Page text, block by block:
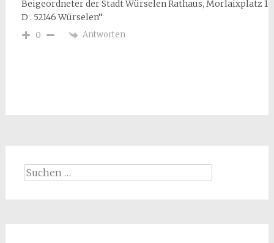
Beigeordneter der Stadt Würselen Rathaus, Morlaixplatz 1
D . 52146 Würselen“
0 Antworten
Suchen
nach: